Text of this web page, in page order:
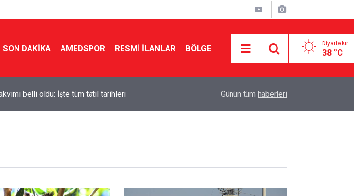
SON DAKIKA AMEDSPOR RESMI İLANLAR BÖLGE Diyarbakır
38 °C
belli oldu: İşte tüm tatil tarihleri Diyarbakır-Siverek yolunda kaza: 4 yaralı
Günün tüm haberleri